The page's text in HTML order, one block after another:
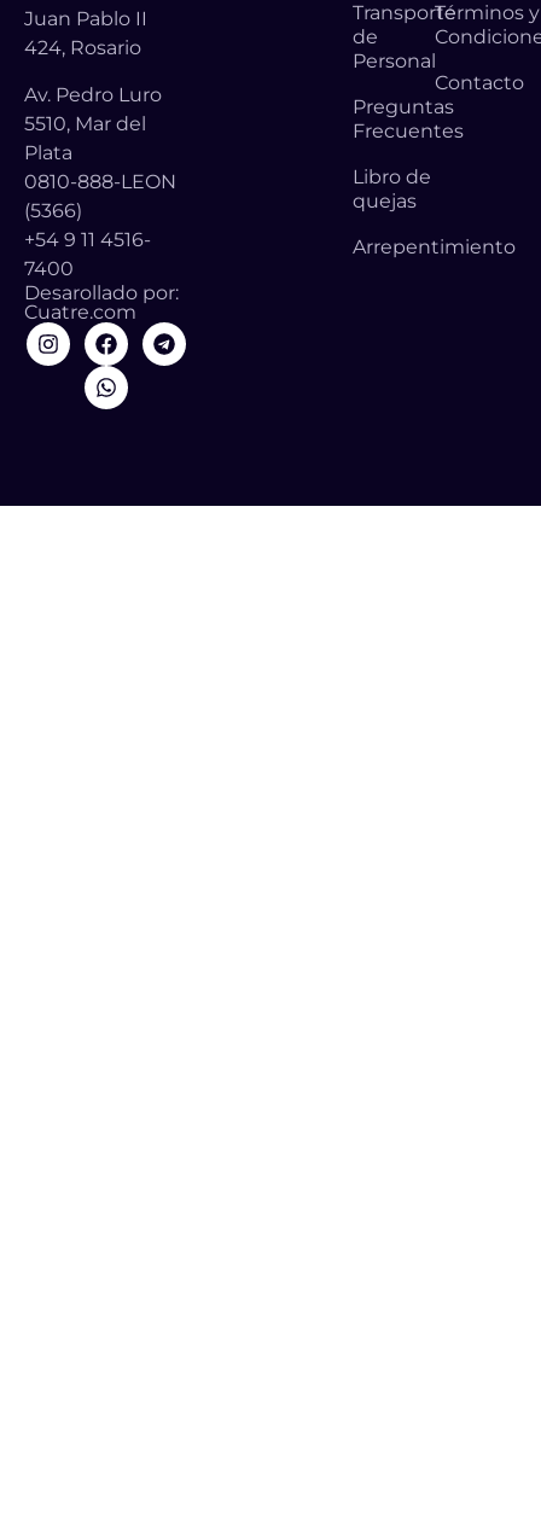
Juan Pablo II
424, Rosario
Av. Pedro Luro
5510, Mar del
Plata
0810-888-LEON
(5366)
+54 9 11 4516-
7400
Desarollado por:
Cuatre.com
Transporte
de
Personal
Preguntas
Frecuentes
Libro de
quejas
Arrepentimiento
Términos y
Contacto